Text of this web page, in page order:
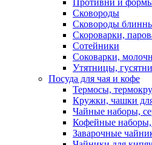
Противни и
Сковороды
Сковороды
Скороварки,
Сотейники
Соковарки,
Утятницы,
Посуда для чая и кофе
Термосы,
Кружки, чашки
Чайные наборы,
Кофейные наборы,
Заварочные